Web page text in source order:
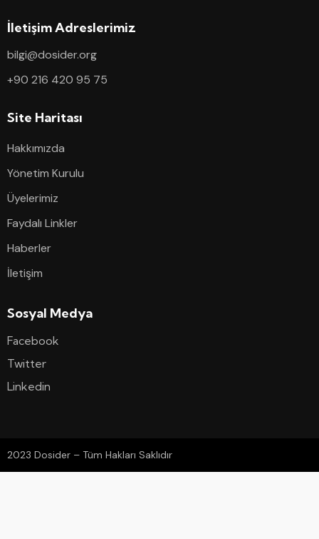
İletişim Adreslerimiz
bilgi@dosider.org
+90 216 420 95 75
Site Haritası
Hakkımızda
Yönetim Kurulu
Üyelerimiz
Faydalı Linkler
Haberler
İletişim
Sosyal Medya
Facebook
Twitter
Linkedin
2023 Dosider – Tüm Hakları Saklıdır